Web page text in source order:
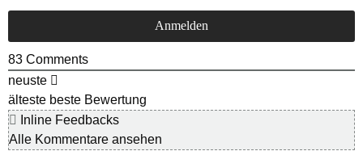
83 Comments
neuste
älteste beste Bewertung
Inline Feedbacks
Alle Kommentare ansehen